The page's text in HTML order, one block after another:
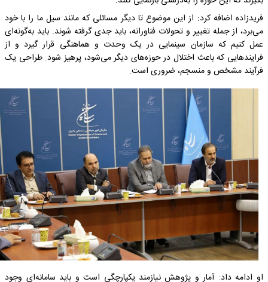
فریدزاده اضافه کرد: از این موضوع تا دیگر مسائلی که مانند سیل ما را با خود
می‌برد، از جمله تغییر و تحولات فناورانه، باید جدی گرفته شوند. باید به‌گونه‌ای
عمل کنیم که سازمان سینمایی در یک وحدت و هماهنگی قرار گیرد و از
فرایندهایی که باعث اختلال در حوزه‌های دیگر می‌شود، پرهیز شود. طراحی یک
فرآیند مشخص و منسجم، ضروری است.
او ادامه داد: آمار و پژوهش نیازمند یکپارچگی است و باید سامانه‌ای وجود